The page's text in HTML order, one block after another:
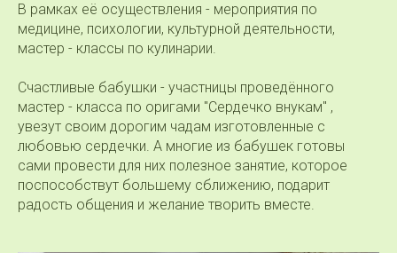
В рамках её осуществления - мероприятия по
медицине, психологии, культурной деятельности,
мастер - классы по кулинарии.
Счастливые бабушки - участницы проведённого
мастер - класса по оригами "Сердечко внукам" ,
увезут своим дорогим чадам изготовленные с
любовью сердечки. А многие из бабушек готовы
сами провести для них полезное занятие, которое
поспособствут большему сближению, подарит
радость общения и желание творить вместе.